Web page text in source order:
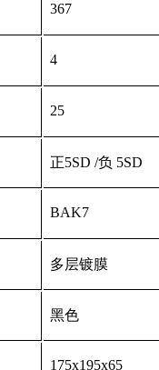
367
4
25
正5SD /负 5SD
BAK7
多层镀膜
黑色
175x195x65